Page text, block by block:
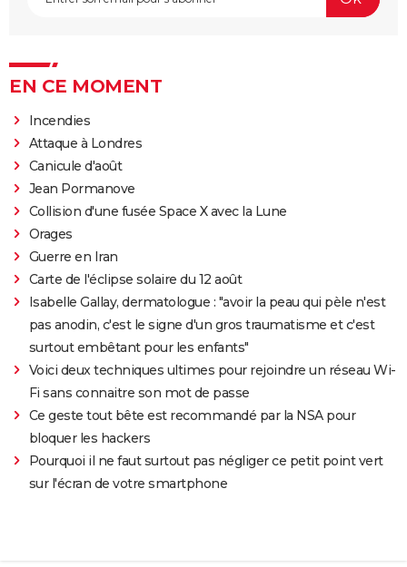
EN CE MOMENT
Incendies
Attaque à Londres
Canicule d'août
Jean Pormanove
Collision d'une fusée Space X avec la Lune
Orages
Guerre en Iran
Carte de l'éclipse solaire du 12 août
Isabelle Gallay, dermatologue : "avoir la peau qui pèle n'est
pas anodin, c'est le signe d'un gros traumatisme et c'est
surtout embêtant pour les enfants"
Voici deux techniques ultimes pour rejoindre un réseau Wi-
Fi sans connaitre son mot de passe
Ce geste tout bête est recommandé par la NSA pour
bloquer les hackers
Pourquoi il ne faut surtout pas négliger ce petit point vert
sur l'écran de votre smartphone